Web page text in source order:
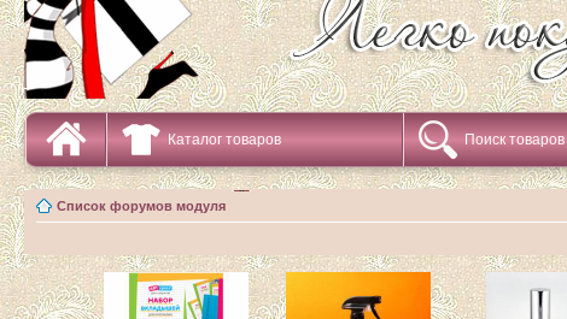
Каталог товаров Поиск товаров
Список форумов модуля